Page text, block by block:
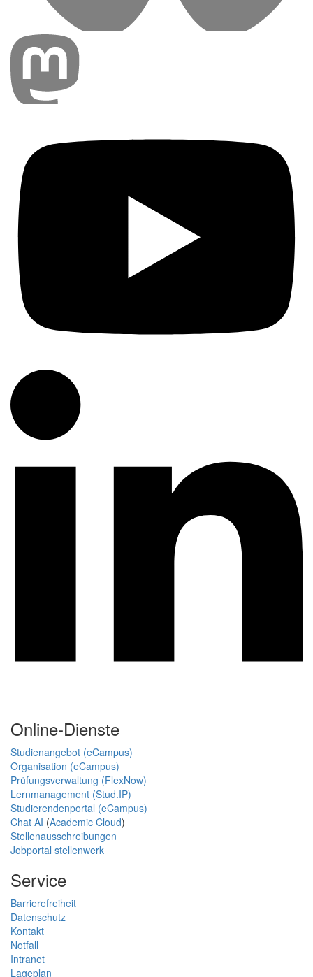
Online-Dienste
Studienangebot (eCampus)
Organisation (eCampus)
Prüfungsverwaltung (FlexNow)
Lernmanagement (Stud.IP)
Studierendenportal (eCampus)
Chat AI (Academic Cloud)
Stellenausschreibungen
Jobportal stellenwerk
Service
Barrierefreiheit
Datenschutz
Kontakt
Notfall
Intranet
Lageplan